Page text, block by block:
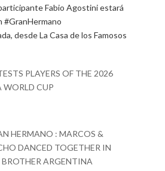
Fabio Agostini estará
#GranHermano
desde La Casa de los Famosos
PLAYERS OF THE 2026
WORLD CUP
HERMANO : MARCOS &
DANCED TOGETHER IN
ARGENTINA